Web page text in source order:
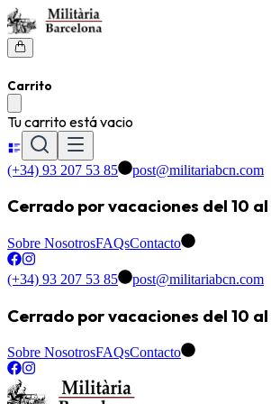
Carrito
Tu carrito está vacio
(+34) 93 207 53 85 post@militariabcn.com
Cerrado por vacaciones del 10
Sobre NosotrosFAQsContacto
(+34) 93 207 53 85 post@militariabcn.com
Cerrado por vacaciones del 10
Sobre NosotrosFAQsContacto